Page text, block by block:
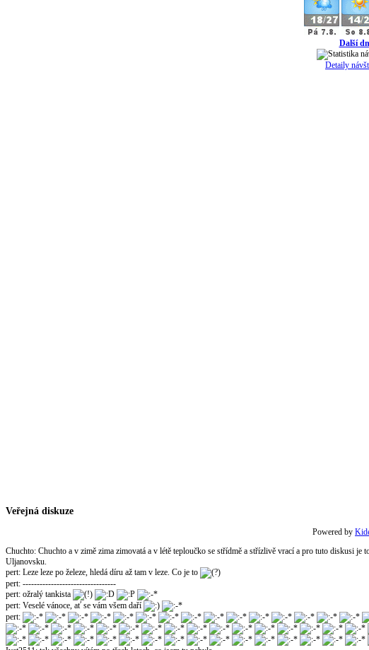
Další
Detaily
Veřejná diskuze
Powered by
Chuchto: Chuchto a v zimě zima zimovatá a v létě teploučko se střídmě a střízlivě vrací a pro tuto diskusi
Uljanovsku.
pert: Leze leze po železe, hledá díru až tam v leze. Co je to
pert: ---------------------------------
pert: ožralý tankista
pert: Veselé vánoce, ať se vám všem daří
pert: